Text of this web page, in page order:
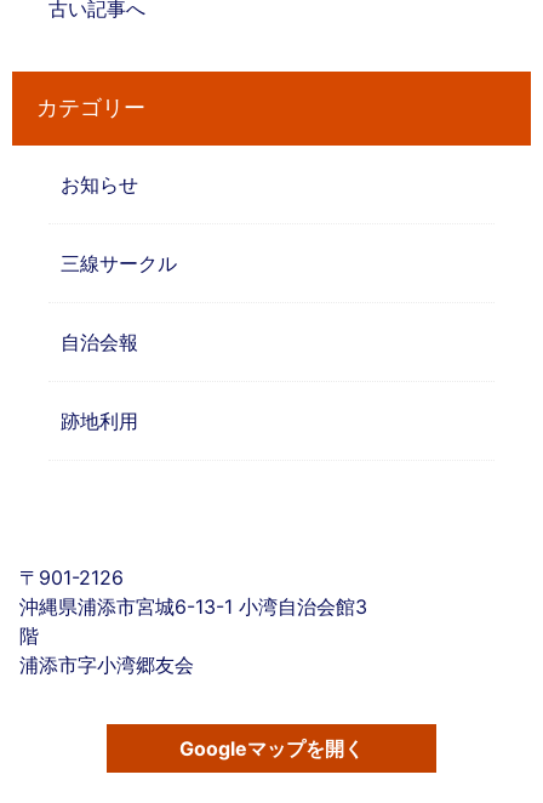
古い記事へ
カテゴリー
お知らせ
三線サークル
自治会報
跡地利用
〒901-2126
沖縄県浦添市宮城6-13-1 小湾自治会館3
階
浦添市字小湾郷友会
Googleマップを開く